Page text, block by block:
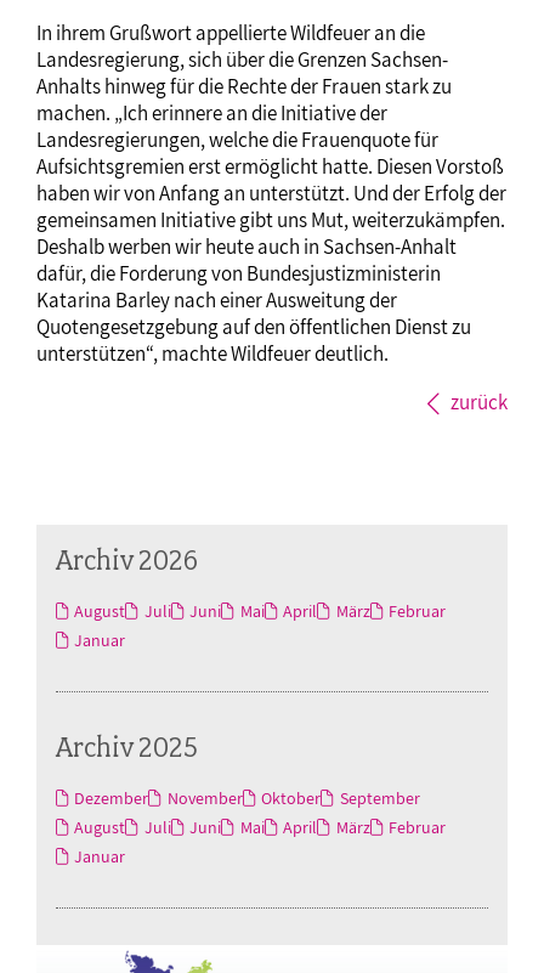
In ihrem Grußwort appellierte Wildfeuer an die
Landesregierung, sich über die Grenzen Sachsen-
Anhalts hinweg für die Rechte der Frauen stark zu
machen. „Ich erinnere an die Initiative der
Landesregierungen, welche die Frauenquote für
Aufsichtsgremien erst ermöglicht hatte. Diesen Vorstoß
haben wir von Anfang an unterstützt. Und der Erfolg der
gemeinsamen Initiative gibt uns Mut, weiterzukämpfen.
Deshalb werben wir heute auch in Sachsen-Anhalt
dafür, die Forderung von Bundesjustizministerin
Katarina Barley nach einer Ausweitung der
Quotengesetzgebung auf den öffentlichen Dienst zu
unterstützen“, machte Wildfeuer deutlich.
zurück
Archiv 2026
August Juli Juni Mai April März
Februar
Januar
Archiv 2025
Dezember November Oktober
September
August
Juli Juni Mai April März
Februar
Januar